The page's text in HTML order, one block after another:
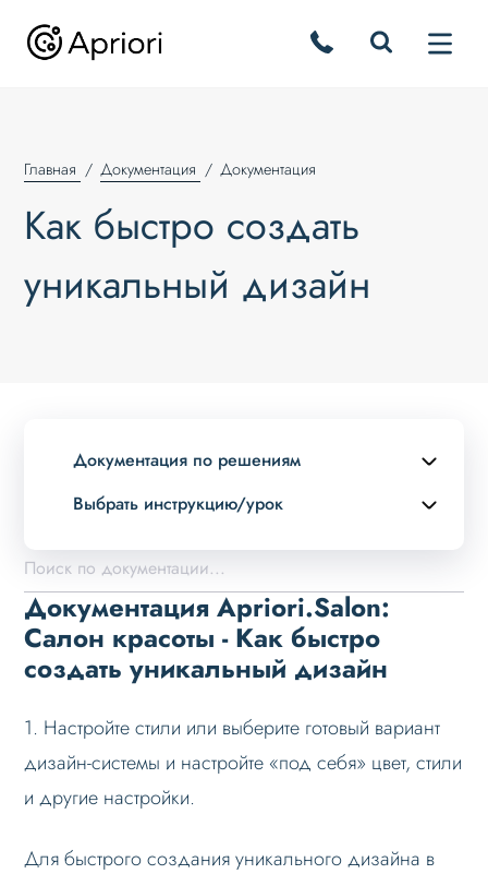
Главная Документация Документация
Как быстро создать
уникальный дизайн
Документация по решениям
Выбрать инструкцию/урок
Описание курса
Возможности
Примеры страниц
Установка и обновление
Дизайн
Дизайн-система
Документация Apriori.Salon:
Салон красоты - Как быстро
создать уникальный дизайн
1. Настройте стили или выберите готовый вариант
дизайн-системы и настройте «под себя» цвет, стили
и другие настройки.
Для быстрого создания уникального дизайна в